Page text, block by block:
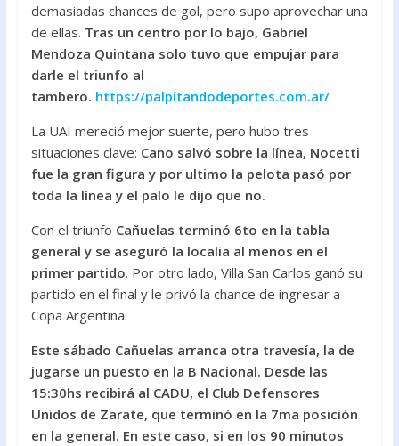
demasiadas chances de gol, pero supo aprovechar una
de ellas. Tras un centro por lo bajo, Gabriel
Mendoza Quintana solo tuvo que empujar para
darle el triunfo al
tambero. https://palpitandodeportes.com.ar/
La UAI mereció mejor suerte, pero hubo tres
situaciones clave: Cano salvó sobre la línea, Nocetti
fue la gran figura y por ultimo la pelota pasó por
toda la línea y el palo le dijo que no.
Con el triunfo Cañuelas terminó 6to en la tabla
general y se aseguró la localia al menos en el
primer partido. Por otro lado, Villa San Carlos ganó su
partido en el final y le privó la chance de ingresar a
Copa Argentina.
Este sábado Cañuelas arranca otra travesía, la de
jugarse un puesto en la B Nacional. Desde las
15:30hs recibirá al CADU, el Club Defensores
Unidos de Zarate, que terminó en la 7ma posición
en la general. En este caso, si en los 90 minutos